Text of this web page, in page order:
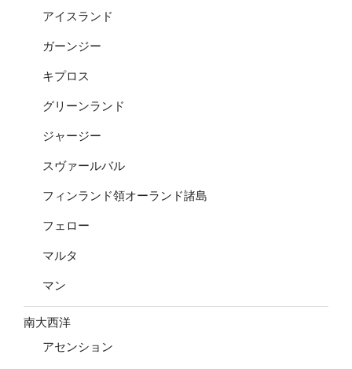
アイスランド
ガーンジー
キプロス
グリーンランド
ジャージー
スヴァールバル
フィンランド領オーランド諸島
フェロー
マルタ
マン
南大西洋
アセンション